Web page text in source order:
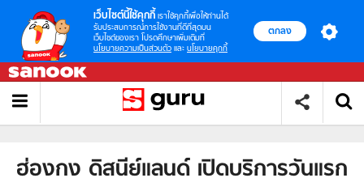
เว็บไซต์นี้ใช้คุกกี้ เราใช้คุกกี้เพื่อให้ท่านได้
รับประสบการณ์การใช้งานที่ดีที่สุดบน
เว็บไซต์ของเรา โปรดศึกษาเพิ่มเติมที่
นโยบายความเป็นส่วนตัว และ นโยบายคุกกี้
ตกลง
ฮ่องกง ดิสนีย์แลนด์ เปิดบริการวันแรก